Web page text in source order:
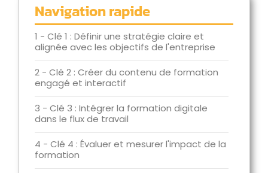
Navigation rapide
1 - Clé 1 : Définir une stratégie claire et
alignée avec les objectifs de l'entreprise
2 - Clé 2 : Créer du contenu de formation
engagé et interactif
3 - Clé 3 : Intégrer la formation digitale
dans le flux de travail
4 - Clé 4 : Évaluer et mesurer l'impact de la
formation